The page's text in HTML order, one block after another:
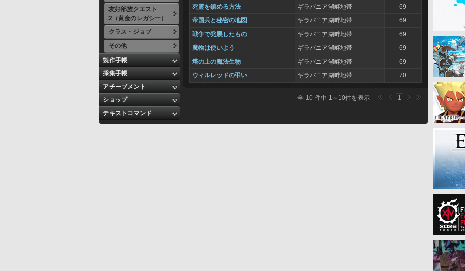
友好部族クエスト
2（黄金のレガシー）
クラス・ジョブ
その他
製作手帳
採集手帳
アチーブメント
ショップ
テキストコマンド
死霊を鎮める方法
ギラバニア湖畔地帯
69
帝国兵と秘密の地図
ギラバニア湖畔地帯
69
戦争で発展したもの
ギラバニア湖畔地帯
69
魔物は使いよう
ギラバニア湖畔地帯
69
塔の上の魔法生物
ギラバニア湖畔地帯
69
ウィルレッドの弔い
ギラバニア湖畔地帯 70
全 10 件中 1 ～ 10件を表示 1